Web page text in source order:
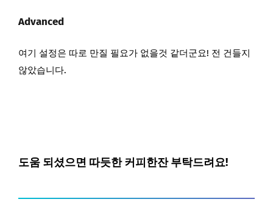
Advanced
여기 설정은 따로 만질 필요가 없을것 같더군요! 전 건들지
않았습니다.
도움 되셨으면 따듯한 커피한잔 부탁드려요!